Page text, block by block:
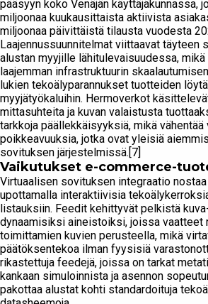
pääsyyn koko Venäjän käyttäjäkunnassa,
miljoonaa kuukausittaista aktiivista
miljoonaa päivittäistä tilausta vuodesta
Laajennussuunnitelmat viittaavat täyteen
alustan myyjille lähitulevaisuudessa,
laajemman infrastruktuurin
lukien tekoälyparannukset tuotteiden
myyjätyökaluihin. Hermoverkot
mittasuhteita ja kuvan valaistusta
tarkkoja päällekkäisyyksiä, mikä
poikkeavuuksia, jotka ovat yleisiä
sovituksen järjestelmissä.[7]
Vaikutukset e-commerce-
Virtuaalisen sovituksen integraatio
upottamalla interaktiivisia
listauksiin. Feedit kehittyvät pelkistä
dynaamisiksi aineistoiksi, joissa vaatteet
toimittamien kuvien perusteella, mikä
päätöksentekoa ilman fyysisiä
rikastettuja feedejä, joissa on tarkat
kankaan simuloinnista ja asennon
pakottaa alustat kohti standardoituja